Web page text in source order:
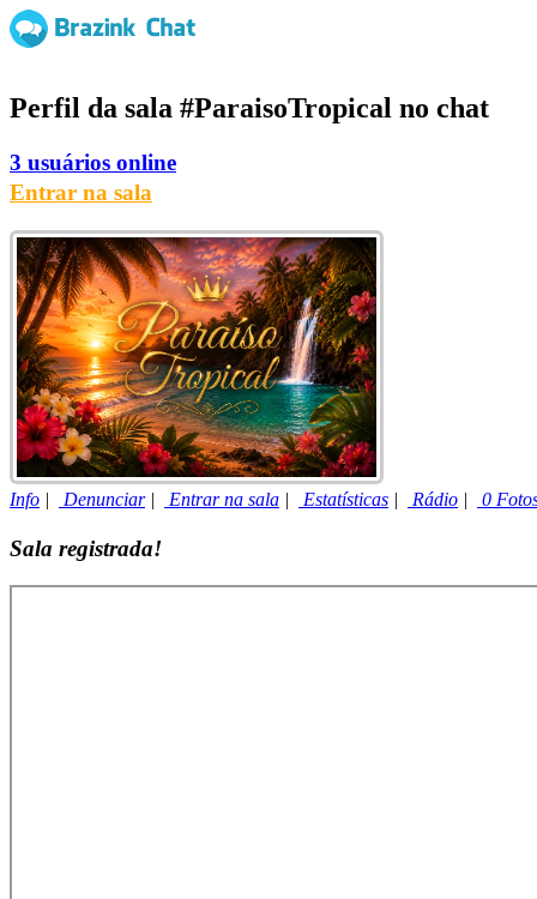
Perfil da sala #ParaisoTropical no chat
3 usuários online
Entrar na sala
Info | Denunciar| Entrar na sala | Estatísticas | Rádio | 0
Sala registrada!